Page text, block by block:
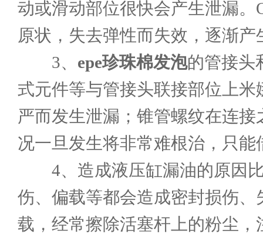
动或滑动部位很快会产生泄漏
原状，失去弹性而失效，逐渐产
3、 epe珍珠棉发泡的管接头
式元件等与管接头联接部位上
严而发生泄漏；锥管螺纹在连
况一旦发生将非常难根治，只
4、造成液压缸漏油的原因比
伤、偏载等都会造成密封损伤
载，经常擦除活塞杆上的粉尘